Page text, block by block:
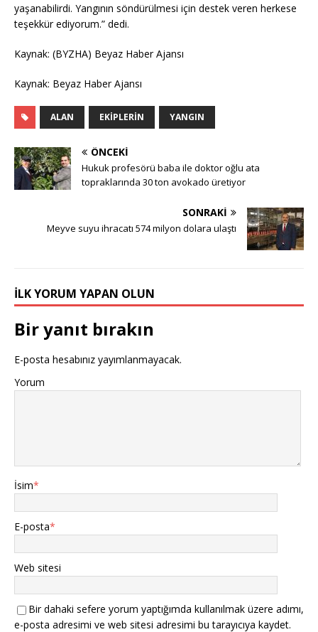
yaşanabilirdi. Yangının söndürülmesi için destek veren herkese
teşekkür ediyorum.” dedi.
Kaynak: (BYZHA) Beyaz Haber Ajansı
Kaynak: Beyaz Haber Ajansı
ALAN EKIPLERIN YANGIN
ÖNCEKI
Hukuk profesörü baba ile doktor oğlu ata
topraklarında 30 ton avokado üretiyor
SONRAKI
Meyve suyu ihracatı 574 milyon dolara ulaştı
İLK YORUM YAPAN OLUN
Bir yanıt bırakın
E-posta hesabınız yayımlanmayacak.
Yorum
İsim*
E-posta*
Web sitesi
Bir dahaki sefere yorum yaptığımda kullanılmak üzere adımı,
e-posta adresimi ve web sitesi adresimi bu tarayıcıya kaydet.